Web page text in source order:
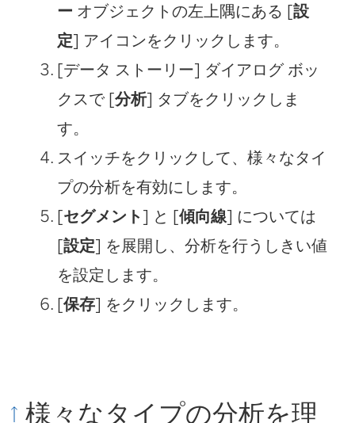
ー オブジェクトの左上隅にある [設
定] アイコンをクリックします。
[データ ストーリー] ダイアログ ボッ
クスで [分析] タブをクリックしま
す。
スイッチをクリックして、様々なタイ
プの分析を有効にします。
[セグメント ] と [傾向線] については
[設定] を展開し、分析を行うしきい値
を設定します。
[保存] をクリックします。
様々なタイプの分析を理